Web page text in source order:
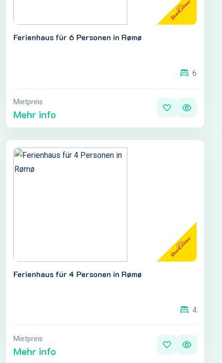
Ferienhaus für 6 Personen in Rømø
6
Mietpreis
Mehr info
Ferienhaus für 4 Personen in Rømø
4
Mietpreis
Mehr info